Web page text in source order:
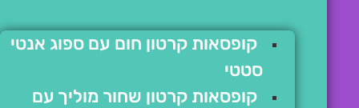
קופסאות קרטון חום עם ספוג אנטי
סטטי
קופסאות קרטון שחור מוליך עם